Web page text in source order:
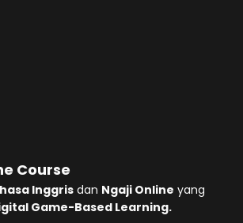
Course
Inggris dan Ngaji Online yang
Game-Based Learning.